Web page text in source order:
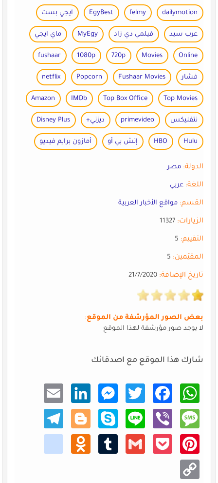
dailymotion
felmy
EgyBest ايجي بست
عرب سيد فيلمي دي زاد MyEgy ماي ايجي
Online
Movies
720p
1080p
fushaar
فشار Fushaar Movies
Popcorn
netflix
Top Movies
Top Box Office
IMDb
Amazon
نتفليكس primevideo ديزني+ Disney Plus
Hulu
HBO إتش بي أو أمازون برايم فيديو
الدولة: مصر
اللغة: عربي
القسم: مواقع الأخبار العربية
الزيارات:11327
التقييم:5
المقيّمين:5
تاريخ الإضافة:21/7/2020
بعض الصور المؤرشفة من الموقع:
لا يوجد صور مؤرشفة لهذا الموقع
شارك هذا الموقع مع اصدقائك
What
sApp
Faceb
ook
Twitt
er
Mess
enger
Linke
dIn
Email
Mess
age
Viber
Line
Skype
Blogg
er
Teleg
ram
Pinte
rest
Pocke
Gmail
Tumb
Odno
klass
niki
Copy
Link